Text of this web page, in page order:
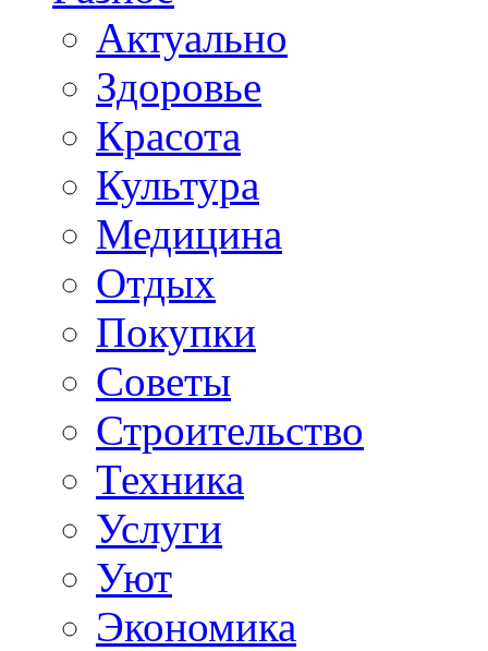
Актуально
Здоровье
Красота
Культура
Медицина
Отдых
Покупки
Советы
Строительство
Техника
Услуги
Уют
Экономика